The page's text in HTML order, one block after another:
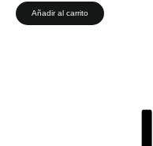
Añadir al carrito